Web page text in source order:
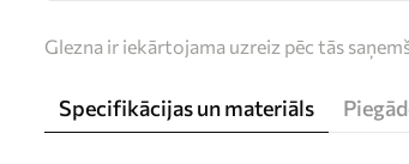
Glezna ir iekārtojama uzreiz pēc tās
Specifikācijas un materiāls